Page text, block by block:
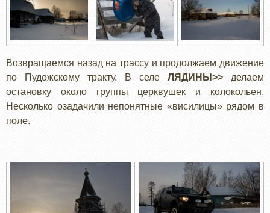
Возвращаемся назад на трассу и продолжаем движение
по Пудожскому тракту. В селе ЛЯДИНЫ>> делаем
остановку около группы церквушек и колокольен.
Несколько озадачили непонятные «висилицы» рядом в
поле.